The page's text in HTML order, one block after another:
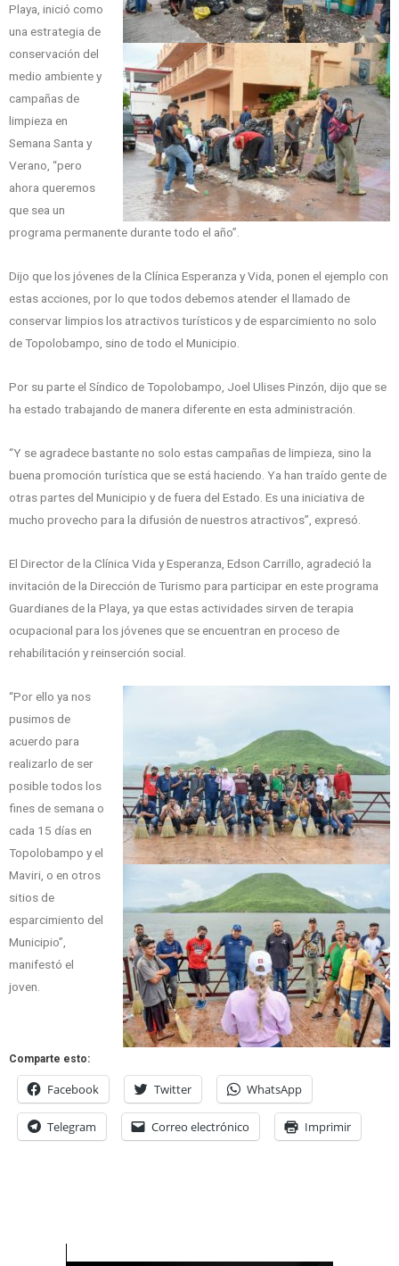
Playa, inició como
una estrategia de
conservación del
medio ambiente y
campañas de
limpieza en
Semana Santa y
Verano, “pero
ahora queremos
que sea un
programa permanente durante todo el año”.
Dijo que los jóvenes de la Clínica Esperanza y Vida, ponen el ejemplo con
estas acciones, por lo que todos debemos atender el llamado de
conservar limpios los atractivos turísticos y de esparcimiento no solo
de Topolobampo, sino de todo el Municipio.
Por su parte el Síndico de Topolobampo, Joel Ulises Pinzón, dijo que se
ha estado trabajando de manera diferente en esta administración.
“Y se agradece bastante no solo estas campañas de limpieza, sino la
buena promoción turística que se está haciendo. Ya han traído gente de
otras partes del Municipio y de fuera del Estado. Es una iniciativa de
mucho provecho para la difusión de nuestros atractivos”, expresó.
El Director de la Clínica Vida y Esperanza, Edson Carrillo, agradeció la
invitación de la Dirección de Turismo para participar en este programa
Guardianes de la Playa, ya que estas actividades sirven de terapia
ocupacional para los jóvenes que se encuentran en proceso de
rehabilitación y reinserción social.
“Por ello ya nos
pusimos de
acuerdo para
realizarlo de ser
posible todos los
fines de semana o
cada 15 días en
Topolobampo y el
Maviri, o en otros
sitios de
esparcimiento del
Municipio”,
manifestó el
joven.
Comparte esto:
Facebook Twitter WhatsApp
Telegram Correo electrónico Imprimir